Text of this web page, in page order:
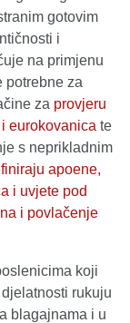
gotovim
i
na primjenu
potrebne za
za provjeru
eurokovanica te
s neprikladnim
apoene,
i uvjete pod
i povlačenje
koji
rukuju
blagajnama i u